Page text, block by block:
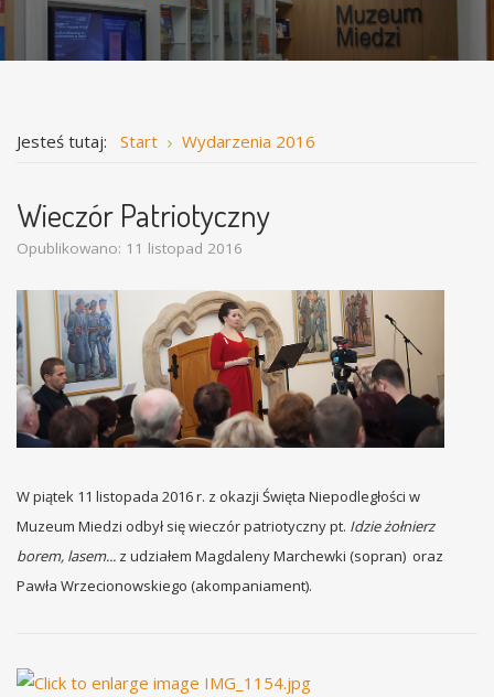
Jesteś tutaj: Start Wydarzenia 2016
Wieczór Patriotyczny
Opublikowano: 11 listopad 2016
W piątek 11 listopada 2016 r. z okazji Święta Niepodległości w
Muzeum Miedzi odbył się wieczór patriotyczny pt. Idzie żołnierz
borem, lasem... z udziałem Magdaleny Marchewki (sopran) oraz
Pawła Wrzecionowskiego (akompaniament).